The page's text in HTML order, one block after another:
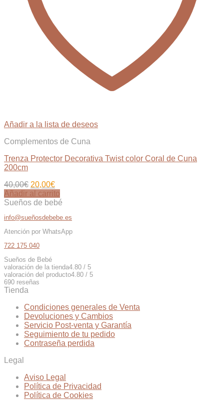
Añadir a la lista de deseos
Complementos de Cuna
Trenza Protector Decorativa Twist color Coral de Cuna
200cm
40,00€ El
precio
original
40,00€.
20,00€El
precio
actual
20,00€.
Añadir al carrito
Sueños de bebé
info@sueñosdebebe.es
Atención por WhatsApp
722 175 040
Sueños de Bebé
valoración de la tienda4.80 / 5
valoración del producto4.80 / 5
690 reseñas
Tienda
Condiciones generales de Venta
Devoluciones y Cambios
Servicio Post-venta y Garantía
Seguimiento de tu pedido
Contraseña perdida
Legal
Aviso Legal
Política de Privacidad
Política de Cookies